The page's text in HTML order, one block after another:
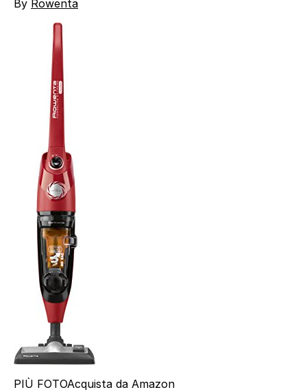
By Rowenta
PIÙ FOTOAcquista da Amazon